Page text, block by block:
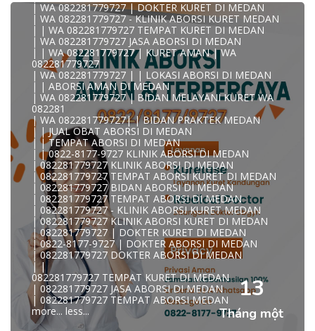
| WA 082281779727 | DOKTER KURET DI MEDAN
| WA 082281779727 - KLINIK ABORSI KURET MEDAN
| | WA 082281779727 TEMPAT KURET DI MEDAN
| WA 082281779727 JASA ABORSI DI MEDAN
| | WA 082281779727 | KURET AMAN | WA
082281779727
| WA 082281779727 | | LOKASI ABORSI DI MEDAN
| | ABORSI AMAN DI MEDAN
| WA 082281779727 | BIDAN MELAYANI KURET WA
082281
| WA 082281779727| | BIDAN PRAKTEK MEDAN
| | JUAL OBAT ABORSI DI MEDAN
| | TEMPAT ABORSI DI MEDAN
| | 0822-8177-9727 KLINIK ABORSI DI MEDAN
| 082281779727 KLINIK ABORSI DI MEDAN
| 082281779727 TEMPAT ABORSI KURET DI MEDAN
| 082281779727 BIDAN ABORSI DI MEDAN
| 082281779727 TEMPAT ABORSI DI MEDAN
| 082281779727 - KLINIK ABORSI KURET MEDAN
| 082281779727 KLINIK ABORSI KURET DI MEDAN
| 082281779727 | DOKTER KURET DI MEDAN
| 0822-8177-9727 | DOKTER ABORSI DI MEDAN
| 082281779727 DOKTER ABORSI DI MEDAN
| |
082281779727 TEMPAT KURET DI MEDAN
| 082281779727 JASA ABORSI DI MEDAN
| 082281779727 TEMPAT ABORSI MEDAN
more... less...
13
Tháng một